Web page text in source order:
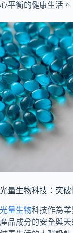
心平衡的健康生活。
光量生物科技：突
光量生物科技作為業
產品成分的安全與